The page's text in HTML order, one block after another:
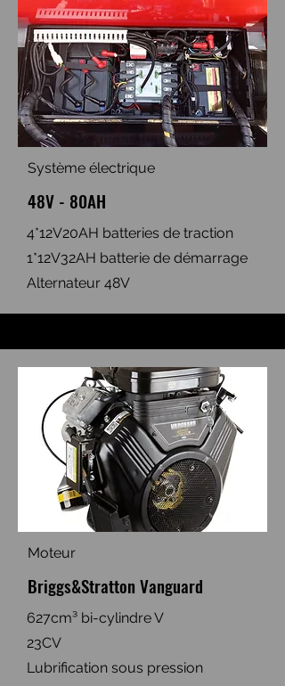
Système électrique
48V - 80AH
4*12V20AH batteries de traction
1*12V32AH batterie de démarrage
Alternateur 48V
Moteur
Briggs&Stratton Vanguard
627cm³ bi-cylindre V
23CV
Lubrification sous pression